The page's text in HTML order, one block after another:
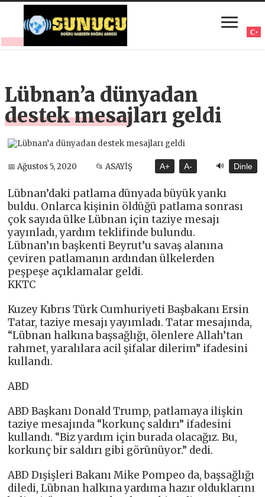
Lübnan’a dünyadan
destek mesajları geldi
📅 Ağustos 5, 2020 📂 ASAYİŞ A+ A- 🔊 Dinle
Lübnan’daki patlama dünyada büyük yankı
buldu. Onlarca kişinin öldüğü patlama sonrası
çok sayıda ülke Lübnan için taziye mesajı
yayınladı, yardım teklifinde bulundu.
Lübnan’ın başkenti Beyrut’u savaş alanına
çeviren patlamanın ardından ülkelerden
peşpeşe açıklamalar geldi.
KKTC
Kuzey Kıbrıs Türk Cumhuriyeti Başbakanı Ersin
Tatar, taziye mesajı yayımladı. Tatar mesajında,
“Lübnan halkına başsağlığı, ölenlere Allah’tan
rahmet, yaralılara acil şifalar dilerim” ifadesini
kullandı.
ABD
ABD Başkanı Donald Trump, patlamaya ilişkin
taziye mesajında “korkunç saldırı” ifadesini
kullandı. “Biz yardım için burada olacağız. Bu,
korkunç bir saldırı gibi görünüyor.” dedi.
ABD Dışişleri Bakanı Mike Pompeo da, başsağlığı
diledi, Lübnan halkına yardıma hazır olduklarını